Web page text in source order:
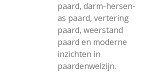
paard, darm-hersen-
as paard, vertering
paard, weerstand
paard en moderne
inzichten in
paardenwelzijn.